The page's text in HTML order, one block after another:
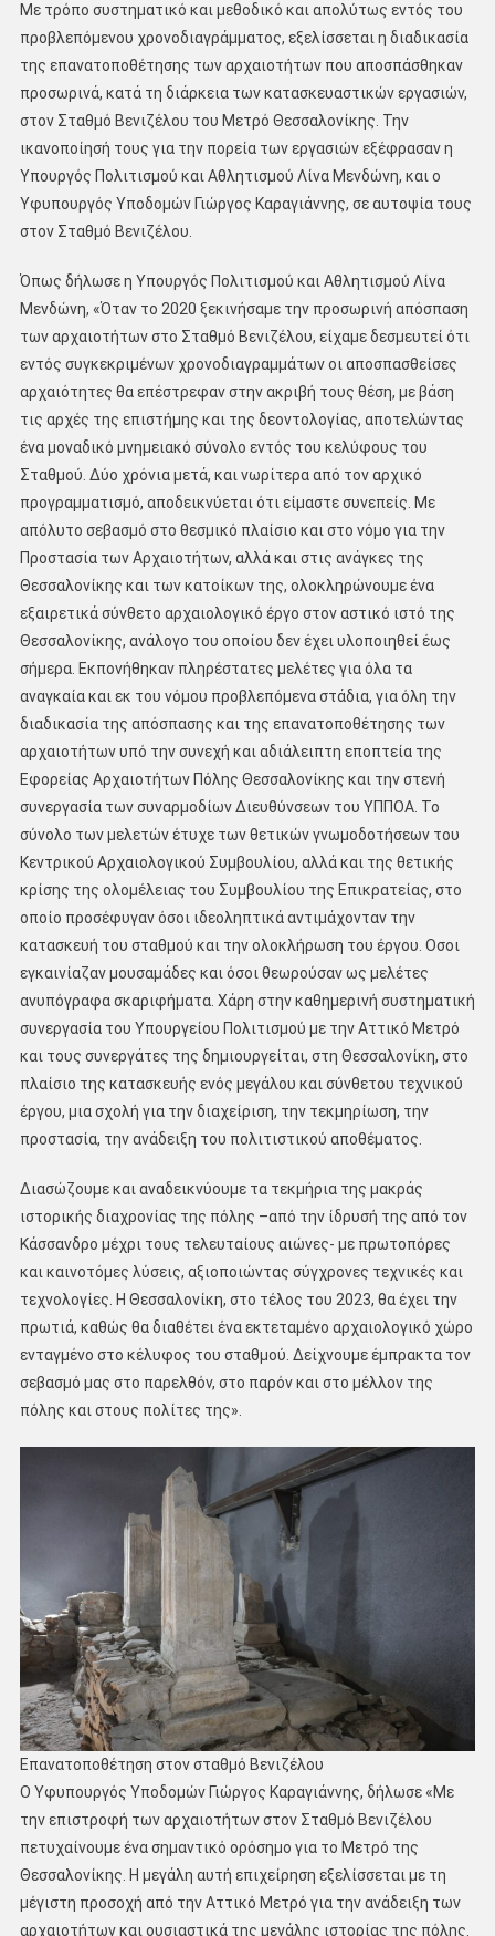
Με τρόπο συστηματικό και μεθοδικό και απολύτως εντός του
προβλεπόμενου χρονοδιαγράμματος, εξελίσσεται η διαδικασία
της επανατοποθέτησης των αρχαιοτήτων που αποσπάσθηκαν
προσωρινά, κατά τη διάρκεια των κατασκευαστικών εργασιών,
στον Σταθμό Βενιζέλου του Μετρό Θεσσαλονίκης. Την
ικανοποίησή τους για την πορεία των εργασιών εξέφρασαν η
Υπουργός Πολιτισμού και Αθλητισμού Λίνα Μενδώνη, και ο
Υφυπουργός Υποδομών Γιώργος Καραγιάννης, σε αυτοψία τους
στον Σταθμό Βενιζέλου.
Όπως δήλωσε η Υπουργός Πολιτισμού και Αθλητισμού Λίνα
Μενδώνη, «Όταν το 2020 ξεκινήσαμε την προσωρινή απόσπαση
των αρχαιοτήτων στο Σταθμό Βενιζέλου, είχαμε δεσμευτεί ότι
εντός συγκεκριμένων χρονοδιαγραμμάτων οι αποσπασθείσες
αρχαιότητες θα επέστρεφαν στην ακριβή τους θέση, με βάση
τις αρχές της επιστήμης και της δεοντολογίας, αποτελώντας
ένα μοναδικό μνημειακό σύνολο εντός του κελύφους του
Σταθμού. Δύο χρόνια μετά, και νωρίτερα από τον αρχικό
προγραμματισμό, αποδεικνύεται ότι είμαστε συνεπείς. Με
απόλυτο σεβασμό στο θεσμικό πλαίσιο και στο νόμο για την
Προστασία των Αρχαιοτήτων, αλλά και στις ανάγκες της
Θεσσαλονίκης και των κατοίκων της, ολοκληρώνουμε ένα
εξαιρετικά σύνθετο αρχαιολογικό έργο στον αστικό ιστό της
Θεσσαλονίκης, ανάλογο του οποίου δεν έχει υλοποιηθεί έως
σήμερα. Εκπονήθηκαν πληρέστατες μελέτες για όλα τα
αναγκαία και εκ του νόμου προβλεπόμενα στάδια, για όλη την
διαδικασία της απόσπασης και της επανατοποθέτησης των
αρχαιοτήτων υπό την συνεχή και αδιάλειπτη εποπτεία της
Εφορείας Αρχαιοτήτων Πόλης Θεσσαλονίκης και την στενή
συνεργασία των συναρμοδίων Διευθύνσεων του ΥΠΠΟΑ. Το
σύνολο των μελετών έτυχε των θετικών γνωμοδοτήσεων του
Κεντρικού Αρχαιολογικού Συμβουλίου, αλλά και της θετικής
κρίσης της ολομέλειας του Συμβουλίου της Επικρατείας, στο
οποίο προσέφυγαν όσοι ιδεοληπτικά αντιμάχονταν την
κατασκευή του σταθμού και την ολοκλήρωση του έργου. Οσοι
εγκαινίαζαν μουσαμάδες και όσοι θεωρούσαν ως μελέτες
ανυπόγραφα σκαριφήματα. Χάρη στην καθημερινή συστηματική
συνεργασία του Υπουργείου Πολιτισμού με την Αττικό Μετρό
και τους συνεργάτες της δημιουργείται, στη Θεσσαλονίκη, στο
πλαίσιο της κατασκευής ενός μεγάλου και σύνθετου τεχνικού
έργου, μια σχολή για την διαχείριση, την τεκμηρίωση, την
προστασία, την ανάδειξη του πολιτιστικού αποθέματος.
Διασώζουμε και αναδεικνύουμε τα τεκμήρια της μακράς
ιστορικής διαχρονίας της πόλης –από την ίδρυσή της από τον
Κάσσανδρο μέχρι τους τελευταίους αιώνες- με πρωτοπόρες
και καινοτόμες λύσεις, αξιοποιώντας σύγχρονες τεχνικές και
τεχνολογίες. Η Θεσσαλονίκη, στο τέλος του 2023, θα έχει την
πρωτιά, καθώς θα διαθέτει ένα εκτεταμένο αρχαιολογικό χώρο
ενταγμένο στο κέλυφος του σταθμού. Δείχνουμε έμπρακτα τον
σεβασμό μας στο παρελθόν, στο παρόν και στο μέλλον της
πόλης και στους πολίτες της».
Επανατοποθέτηση στον σταθμό Βενιζέλου
Ο Υφυπουργός Υποδομών Γιώργος Καραγιάννης, δήλωσε «Με
την επιστροφή των αρχαιοτήτων στον Σταθμό Βενιζέλου
πετυχαίνουμε ένα σημαντικό ορόσημο για το Μετρό της
Θεσσαλονίκης. Η μεγάλη αυτή επιχείρηση εξελίσσεται με τη
μέγιστη προσοχή από την Αττικό Μετρό για την ανάδειξη των
αρχαιοτήτων και ουσιαστικά της μεγάλης ιστορίας της πόλης.